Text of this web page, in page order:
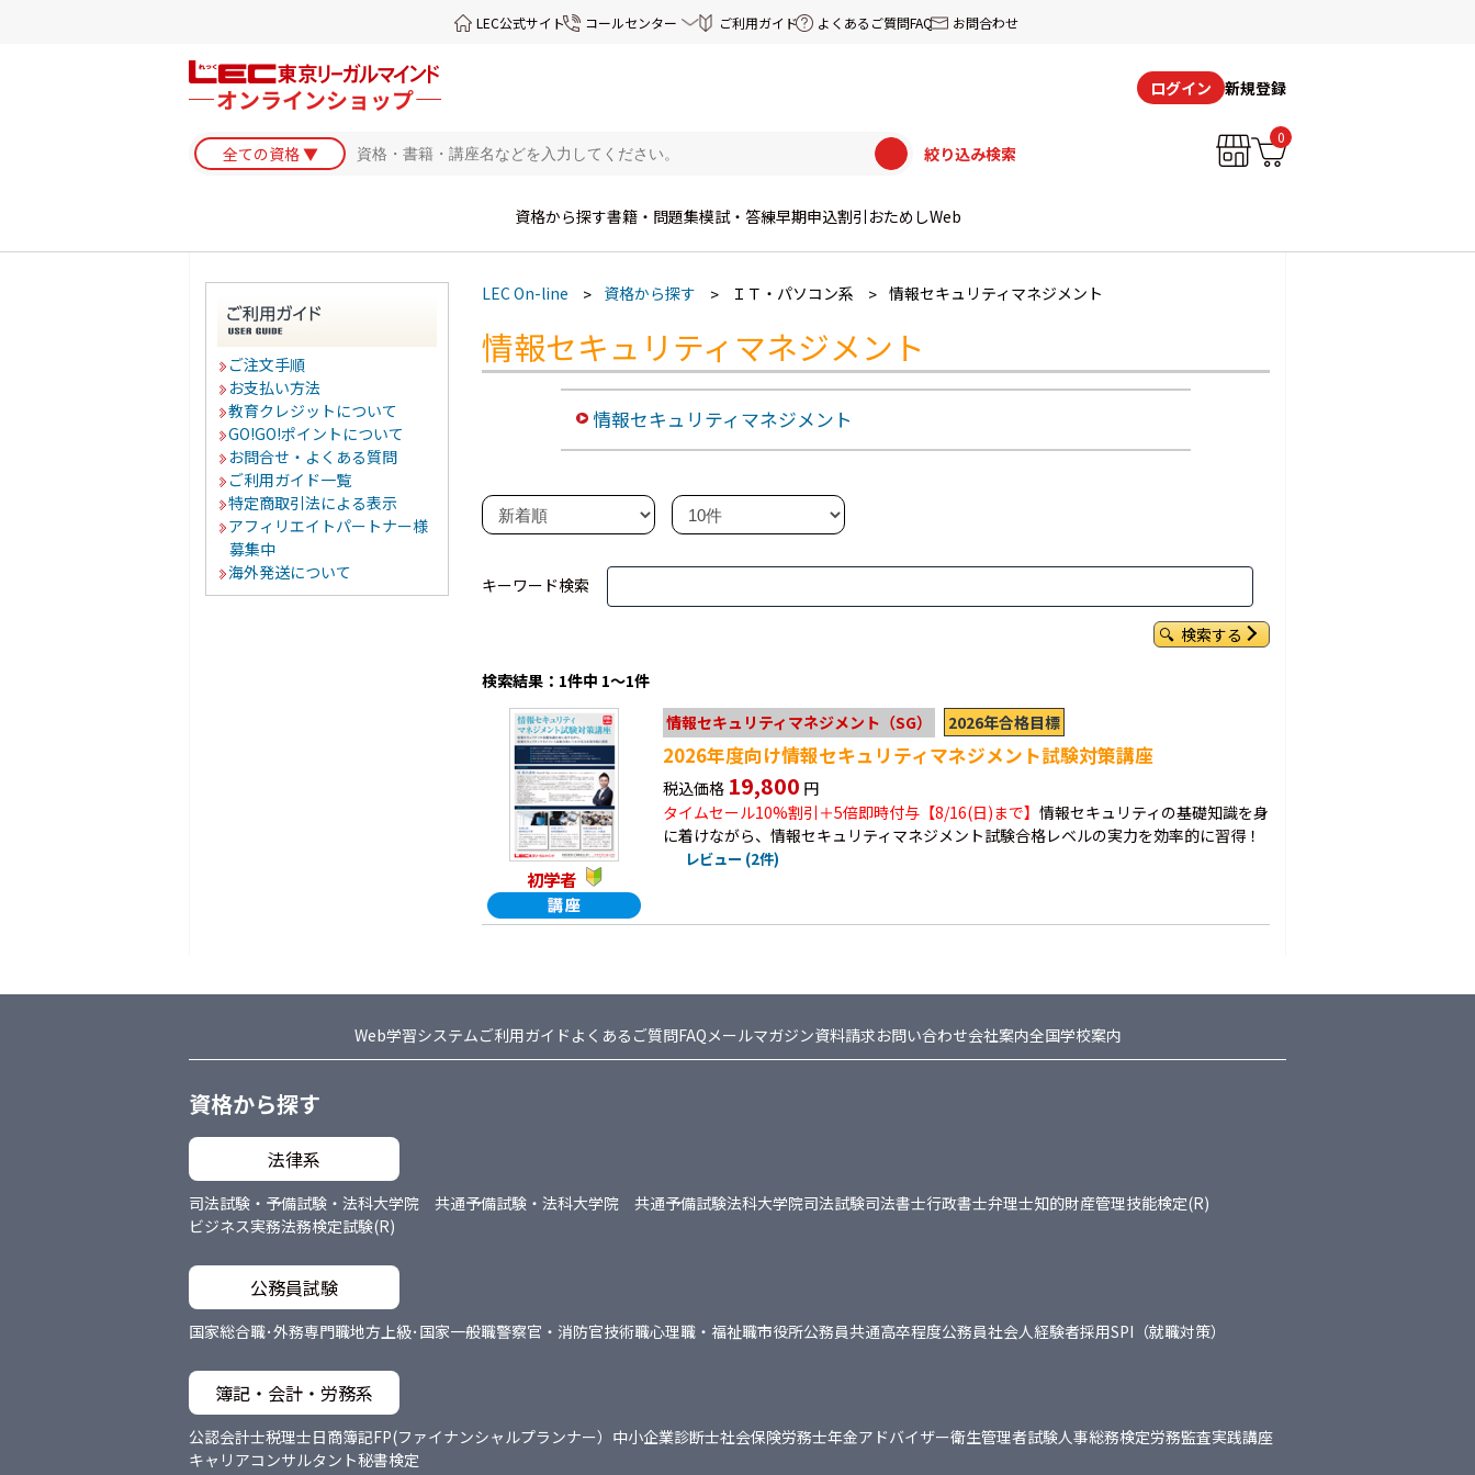
LEC公式サイト コールセンター ご利用ガイド よくあるご質問FAQ お問合わせ
ログイン 新規登録
絞り込み検索
0
資格から探す書籍・問題集模試・答練早期申込割引 おためしWeb
ご注文手順
お支払い方法
教育クレジットについて
GO!GO!ポイントについて
お問合せ・よくある質問
ご利用ガイド一覧
特定商取引法による表示
アフィリエイトパートナー様
募集中
海外発送について
LEC On-line 資格から探す ＩＴ・パソコン系 情報セキュリティマネジメント
情報セキュリティマネジメント
情報セキュリティマネジメント
キーワード検索
検索する
検索結果：1件中 1～1件
初学者
情報セキュリティマネジメント（SG） 2026年合格目標
2026年度向け情報セキュリティマネジメント試験対策講座
税込価格 19,800 円
タイムセール10%割引＋5倍即時付与【8/16(日)まで】情報セキュリティの基礎知識を身
に着けながら、情報セキュリティマネジメント試験合格レベルの実力を効率的に習得！
レビュー (2件)
Web学習システムご利用ガイド よくあるご質問FAQメールマガジン資料請求お問い合わせ会社案内全国学校案内
資格から探す
法律系
司法試験・予備試験・法科大学院 共通予備試験・法科大学院 共通予備試験法科大学院司法試験司法書士行政書士弁理士知的財産管理技能検定(R)
ビジネス実務法務検定試験(R)
公務員試験
国家総合職･外務専門職地方上級･国家一般職警察官・消防官技術職心理職・福祉職市役所公務員共通高卒程度公務員社会人経験者採用SPI（就職対策）
簿記・会計・労務系
公認会計士税理士日商簿記FP(ファイナンシャルプランナー） 中小企業診断士社会保険労務士年金アドバイザー衛生管理者試験人事総務検定労務監査実践講座
キャリアコンサルタント秘書検定